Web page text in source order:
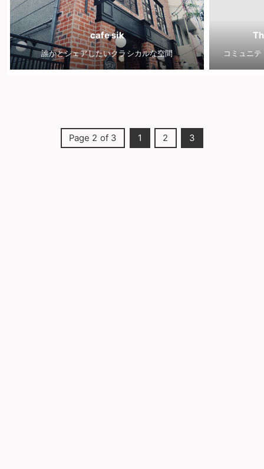
cafe sik
誰かとシェアしたいクラシカルな空間 コミュニ
Page 2 of 3 1 2 3